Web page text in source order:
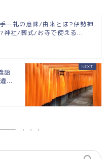
一礼の意味/由来とは?伊勢神
神社/葬式/お寺で使える...
語
...